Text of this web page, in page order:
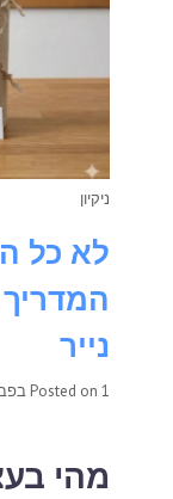
ניקיון
לא כל
נייר
Posted on 1 בפברואר 2026
מהי